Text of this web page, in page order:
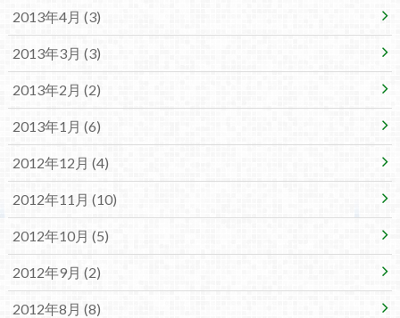
2013年4月 (3)
2013年3月 (3)
2013年2月 (2)
2013年1月 (6)
2012年12月 (4)
2012年11月 (10)
2012年10月 (5)
2012年9月 (2)
2012年8月 (8)